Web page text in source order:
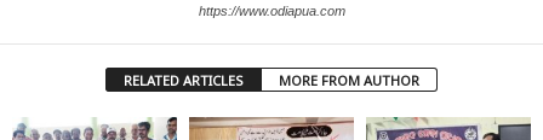
https://www.odiapua.com
RELATED ARTICLES MORE FROM AUTHOR